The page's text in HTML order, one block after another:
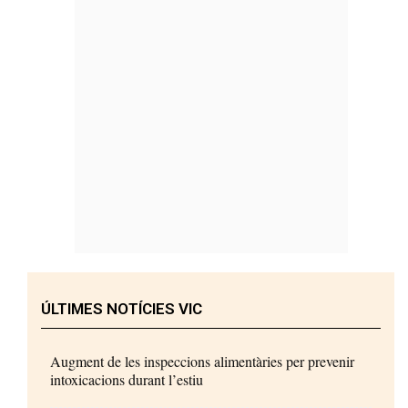
ÚLTIMES NOTÍCIES VIC
Augment de les inspeccions alimentàries per prevenir
intoxicacions durant l’estiu